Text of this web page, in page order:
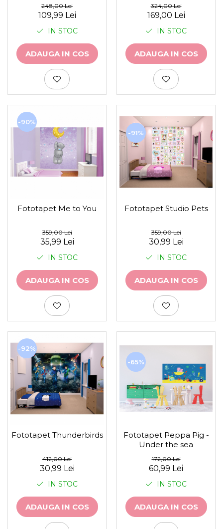
248,00 Lei
109,99 Lei
IN STOC
ADAUGA IN COS
324,00 Lei
169,00 Lei
IN STOC
ADAUGA IN COS
-90%
Fototapet Me to You
359,00 Lei
35,99 Lei
IN STOC
ADAUGA IN COS
-91%
Fototapet Studio Pets
359,00 Lei
30,99 Lei
IN STOC
ADAUGA IN COS
-92%
Fototapet Thunderbirds
412,00 Lei
30,99 Lei
IN STOC
ADAUGA IN COS
-65%
Fototapet Peppa Pig -
Under the sea
172,00 Lei
60,99 Lei
IN STOC
ADAUGA IN COS